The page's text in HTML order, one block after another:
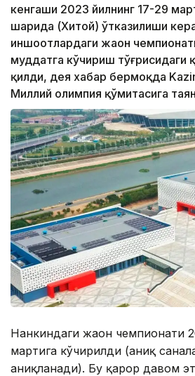
кенгаши 2023 йилнинг 17-29
шаҳрида (Хитой) ўтказилиши
иншоотлардаги жаҳон
муддатга кўчириш тўғрисидаги
қилди, дея хабар бермоқда
Миллий олимпия қўмитасига
Нанкиндаги жаҳон чемпионати
мартига кўчирилди (аниқ
аниқланади). Бу қарор давом